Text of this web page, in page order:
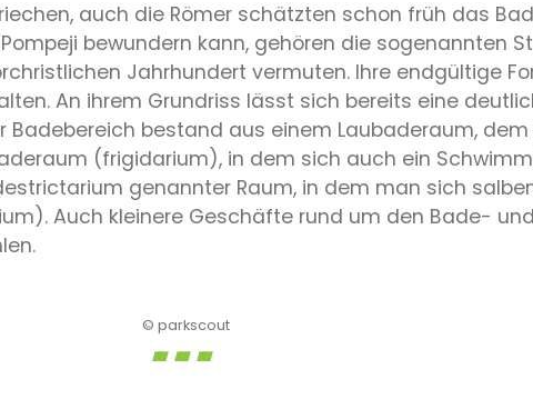
auch die Römer schätzten schon früh das
bewundern kann, gehören die sogenannten
Jahrhundert vermuten. Ihre endgültige
An ihrem Grundriss lässt sich bereits eine
Badebereich bestand aus einem Laubaderaum,
(frigidarium), in dem sich auch ein
genannter Raum, in dem man sich
Auch kleinere Geschäfte rund um den Bade-
© parkscout